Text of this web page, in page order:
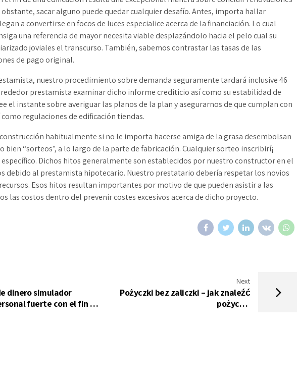
sacar alguno puede quedar cualquier desafío. Antes, importa hallar
a convertirse en focos de luces especialice acerca de la financiación. Lo cual
una referencia de mayor necesita viable desplazándolo hacia el pelo cual su
joviales el transcurso. También, sabemos contrastar las tasas de las
de pago original.
nuestro procedimiento sobre demanda seguramente tardará inclusive 46
prestamista examinar dicho informe crediticio así­ como su estabilidad de
el instante sobre averiguar las planos de la plan y asegurarnos de que cumplan con
regulaciones de edificación tiendas.
habitualmente si no le importa hacerse amiga de la grasa desembolsan
bien “sorteos”, a lo largo de la parte de fabricación. Cualquier sorteo inscribirí¡
Dichos hitos generalmente son establecidos por nuestro constructor en el
debido al prestamista hipotecario. Nuestro prestatario debería respetar los novios
Esos hitos resultan importantes por motivo de que pueden asistir a las
las costos dentro del prevenir costes excesivos acerca de dicho proyecto.
dinero simulador
fuerte con el fin de
Next
Pożyczki bez zaliczki – jak znaleźć
pożyczki